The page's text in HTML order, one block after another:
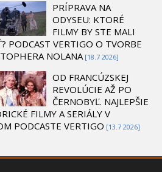
PRÍPRAVA NA
ODYSEU: KTORÉ
FILMY BY STE MALI
PODCAST VERTIGO O TVORBE
NOLANA [18.7 2026]
OD FRANCÚZSKEJ
REVOLÚCIE AŽ PO
ČERNOBYĽ. NAJLEPŠIE
FILMY A SERIÁLY V
PODCASTE VERTIGO [13.7 2026]